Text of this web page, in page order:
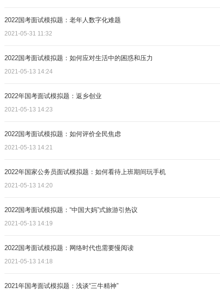
2022国考面试模拟题：老年人数字化难题
2021-05-31 11:32
2022国考面试模拟题：如何应对生活中的困惑和压力
2021-05-13 14:24
2022年国考面试模拟题：返乡创业
2021-05-13 14:23
2022国考面试模拟题：如何评价全民焦虑
2021-05-13 14:21
2022年国家公务员面试模拟题：如何看待上班期间玩手机
2021-05-13 14:20
2022国考面试模拟题：“中国大妈”式旅游引热议
2021-05-13 14:19
2022国考面试模拟题：网络时代也需要慢阅读
2021-05-13 14:18
2021年国考面试模拟题：浅谈“三牛精神”